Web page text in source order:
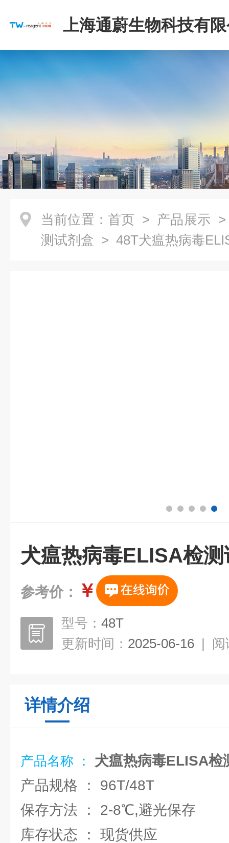
上海通蔚生物科技有
当前位置： 首页 > 产品展示
测试剂盒 > 48T犬瘟热病毒
犬瘟热病毒ELISA检
参考价： ￥
型号： 48T
更新时间： 2025-06-16 | 阅
详情介绍
产品名称 ：
犬瘟热病毒ELISA检
产品规格 ： 96T/48T
保存方法 ： 2-8℃,避光保存
库存状态 ： 现货供应